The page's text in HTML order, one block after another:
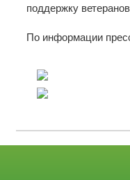
поддержку
По информации